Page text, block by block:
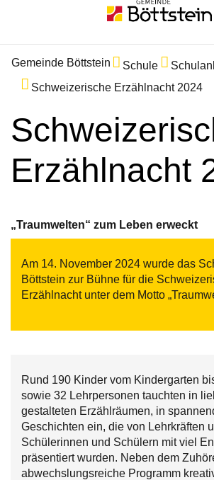
Gemeinde Böttstein Schule
Schweizerische Erzählnacht 2024
Erzählnacht
„Traumwelten“ zum Leben erweckt
Am 14. November 2024 wurde das
Böttstein zur Bühne für die
Erzählnacht unter dem Motto
Rund 190 Kinder vom Kindergarten
sowie 32 Lehrpersonen tauchten in
gestalteten Erzählräumen, in
Geschichten ein, die von Lehrkräften
Schülerinnen und Schülern mit viel
präsentiert wurden. Neben dem
abwechslungsreiche Programm